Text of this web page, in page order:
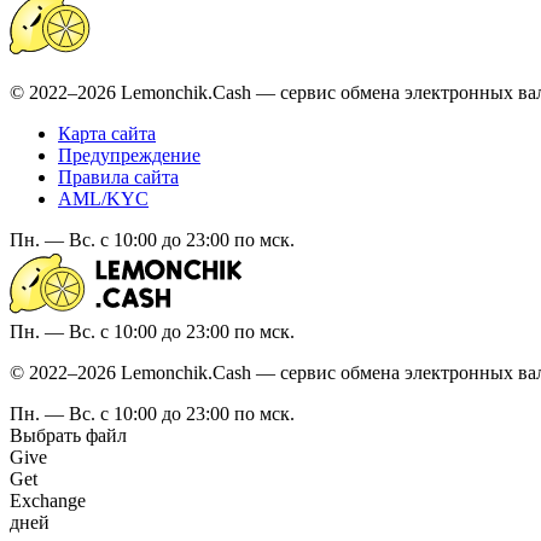
© 2022–2026 Lemonchik.Cash — сервис обмена электронных
Карта сайта
Предупреждение
Правила сайта
AML/KYC
Пн. — Вс. с 10:00 до 23:00 по мск.
Пн. — Вс. с 10:00 до 23:00 по мск.
© 2022–2026 Lemonchik.Cash — сервис обмена электронных
Пн. — Вс. с 10:00 до 23:00 по мск.
Выбрать файл
Give
Get
Exchange
дней